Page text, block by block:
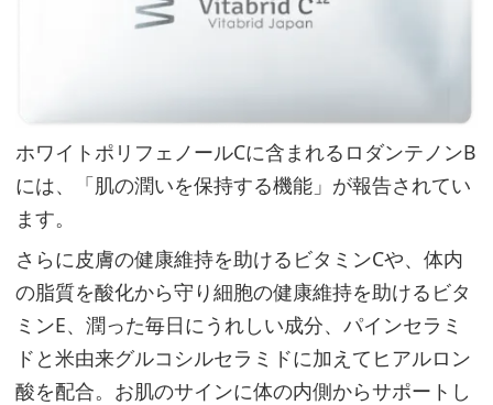
ス
キ
ン
ケ
ア
商
品
ホワイトポリフェノールCに含まれるロダンテノンB
には、「肌の潤いを保持する機能」が報告されてい
ます。
さらに皮膚の健康維持を助けるビタミンCや、体内
の脂質を酸化から守り細胞の健康維持を助けるビタ
ミンE、潤った毎日にうれしい成分、パインセラミ
ドと米由来グルコシルセラミドに加えてヒアルロン
酸を配合。お肌のサインに体の内側からサポートし